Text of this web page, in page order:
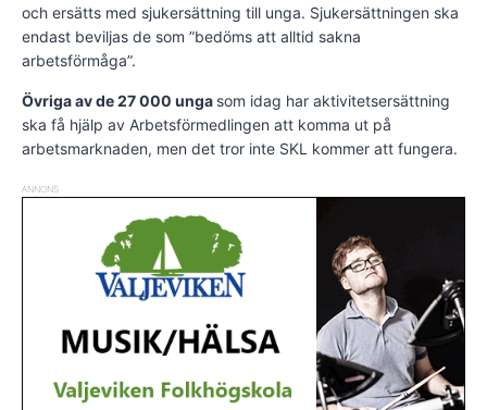
och ersätts med sjukersättning till unga. Sjukersättningen ska
endast beviljas de som ”bedöms att alltid sakna
arbetsförmåga”.
Övriga av de 27 000 unga som idag har aktivitetsersättning
ska få hjälp av Arbetsförmedlingen att komma ut på
arbetsmarknaden, men det tror inte SKL kommer att fungera.
ANNONS